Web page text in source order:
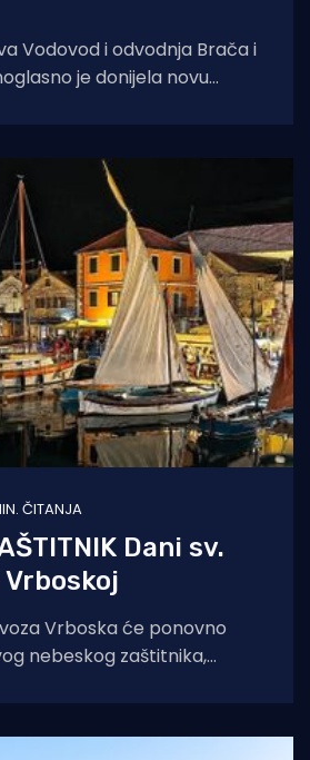
Vodovod i odvodnja Brača i
je donijela novu
ČITANJA
Dani sv.
Vrboska će ponovno
nebeskog zaštitnika,